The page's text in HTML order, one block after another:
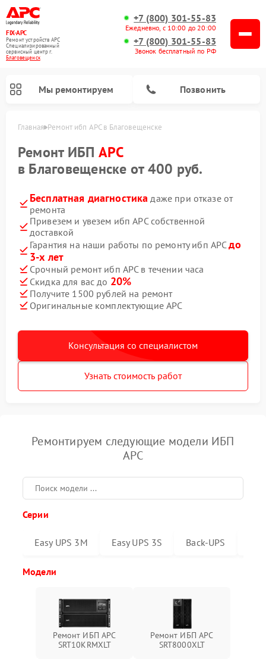
FIX-APC
Ремонт устройств APC
Специализированный
cервисный центр г.
Благовещенск
+7 (800) 301-55-83
Ежедневно, с 10:00 до 20:00
+7 (800) 301-55-83
Звонок бесплатный по РФ
Мы ремонтируем Позвонить
Главная Ремонт ибп APC в Благовещенске
Ремонт ИБП APC
в Благовещенске от 400 руб.
Бесплатная диагностика даже при отказе от
ремонта
Привезем и увезем ибп APC собственной
доставкой
Гарантия на наши работы по ремонту ибп APCдо
3-х лет
Срочный ремонт ибп APC в течении часа
Скидка для вас до 20%
Получите 1500 рублей на ремонт
Оригинальные комплектующие APC
Консультация со специалистом
Узнать стоимость работ
Ремонтируем следующие модели ИБП
APC
Серии
Easy UPS 3M Easy UPS 3S Back-UPS
Модели
Ремонт ИБП APC
SRT10KRMXLT
Ремонт ИБП APC
SRT8000XLT